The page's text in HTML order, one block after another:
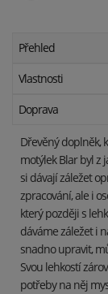
Přehled
Vlastnosti
Doprava
Dřevěný doplněk,
motýlek Blar byl z
si dávají záležet
zpracování, ale i
který později s
dáváme záležet i
snadno upravit,
Svou lehkostí
potřeby na něj